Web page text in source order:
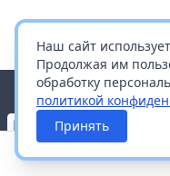
Наш сайт
Продолжая им
обработку
политикой
Принять